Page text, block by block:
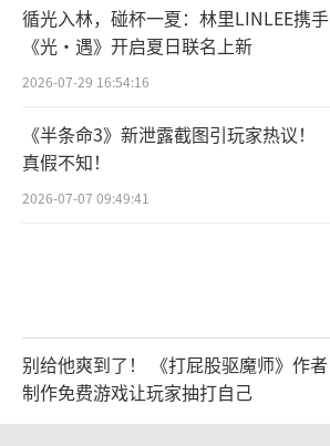
循光入林，碰杯一夏：林里LINLEE携手
《光·遇》开启夏日联名上新
2026-07-29 16:54:16
《半条命3》新泄露截图引玩家热议！
真假不知！
2026-07-07 09:49:41
别给他爽到了！ 《打屁股驱魔师》作者
制作免费游戏让玩家抽打自己
2026-08-03 09:47:59